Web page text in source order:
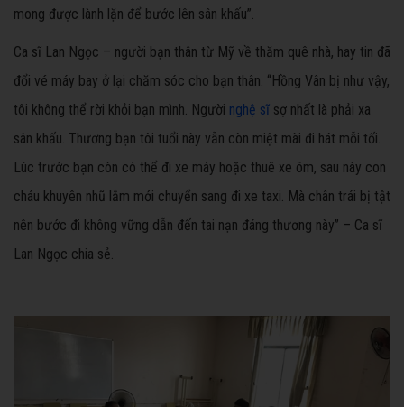
mong được lành lặn để bước lên sân khấu”.
Ca sĩ Lan Ngọc – người bạn thân từ Mỹ về thăm quê nhà, hay tin đã
đổi vé máy bay ở lại chăm sóc cho bạn thân. “Hồng Vân bị như vậy,
tôi không thể rời khỏi bạn mình. Người nghệ sĩ sợ nhất là phải xa
sân khấu. Thương bạn tôi tuổi này vẫn còn miệt mài đi hát mỗi tối.
Lúc trước bạn còn có thể đi xe máy hoặc thuê xe ôm, sau này con
cháu khuyên nhũ lắm mới chuyển sang đi xe taxi. Mà chân trái bị tật
nên bước đi không vững dẫn đến tai nạn đáng thương này” – Ca sĩ
Lan Ngọc chia sẻ.